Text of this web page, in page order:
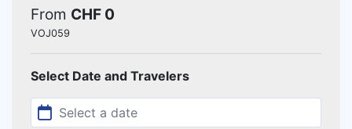
From CHF 0
VOJ059
Select Date and Travelers